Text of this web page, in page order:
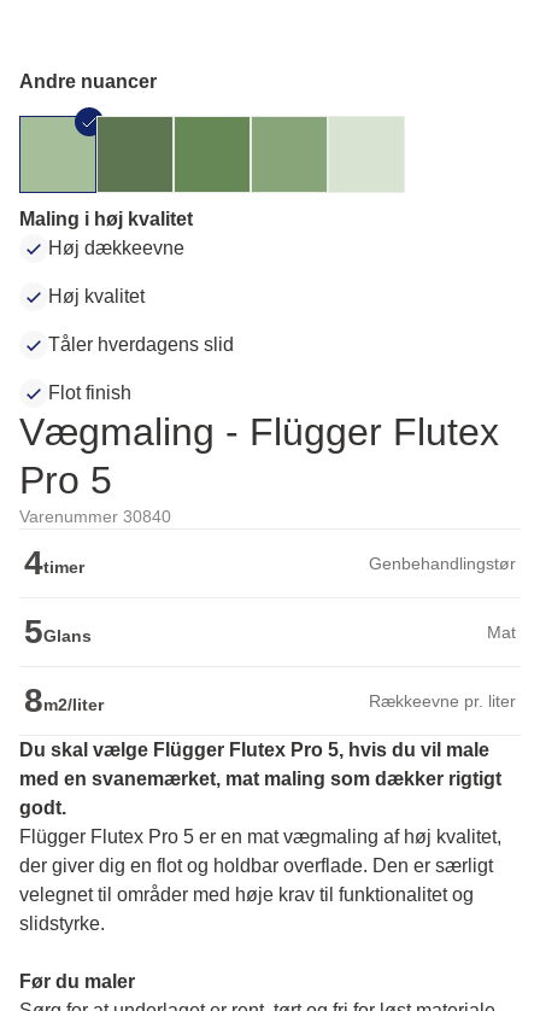
Andre nuancer
Maling i høj kvalitet
Høj dækkeevne
Høj kvalitet
Tåler hverdagens slid
Flot finish
Vægmaling - Flügger Flutex
Pro 5
Varenummer 30840
4timer Genbehandlingstør
5Glans Mat
8m2/liter Rækkeevne pr. liter
Du skal vælge Flügger Flutex Pro 5, hvis du vil male
med en svanemærket, mat maling som dækker rigtigt
godt.
Flügger Flutex Pro 5 er en mat vægmaling af høj kvalitet,
der giver dig en flot og holdbar overflade. Den er særligt
velegnet til områder med høje krav til funktionalitet og
slidstyrke.
Før du maler